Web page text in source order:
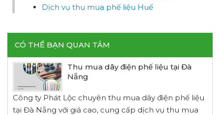
Dịch vụ thu mua phế liệu Huế
CÓ THỂ BẠN QUAN TÂM
Thu mua dây điện phế liệu tại Đà
Nẵng
Công ty Phát Lộc chuyên thu mua dây điện phế liệu
tại Đà Nẵng với giá cao, cung cấp dịch vụ thu mua